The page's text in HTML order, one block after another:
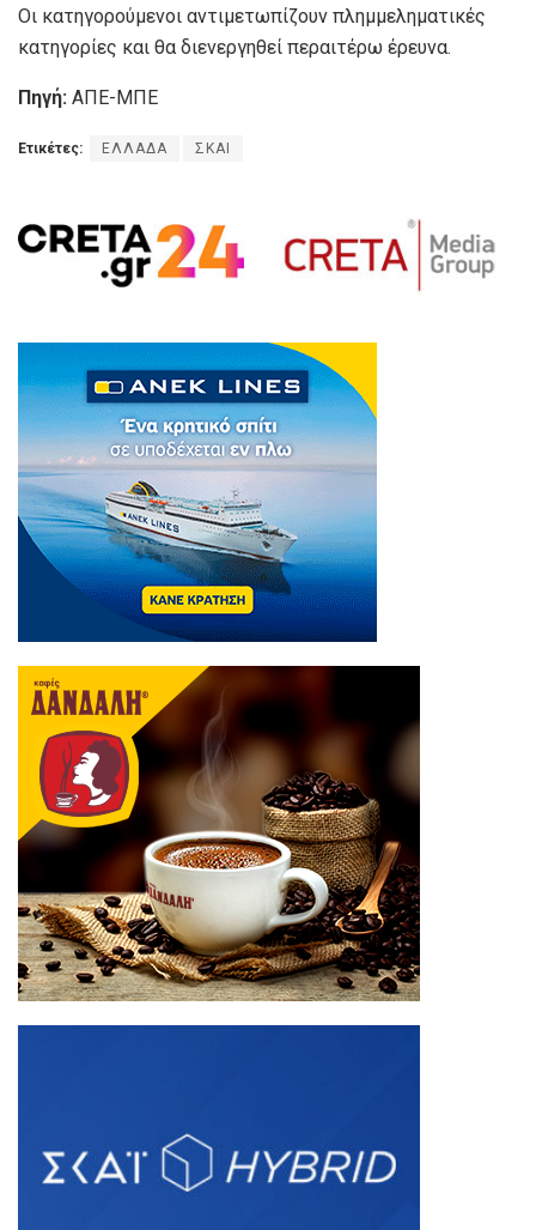
Οι κατηγορούμενοι αντιμετωπίζουν πλημμεληματικές
κατηγορίες και θα διενεργηθεί περαιτέρω έρευνα.
Πηγή: ΑΠΕ-ΜΠΕ
Ετικέτες: ΕΛΛΑΔΑ ΣΚΑΙ